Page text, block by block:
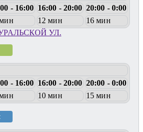
- 16:00 16:00 - 20:00 20:00 - 0:00
12 мин
16 мин
УЛ.
- 16:00 16:00 - 20:00 20:00 - 0:00
10 мин 15 мин